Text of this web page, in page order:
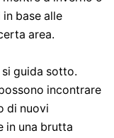
base alle
area.
guida sotto.
incontrare
di nuovi
in una brutta